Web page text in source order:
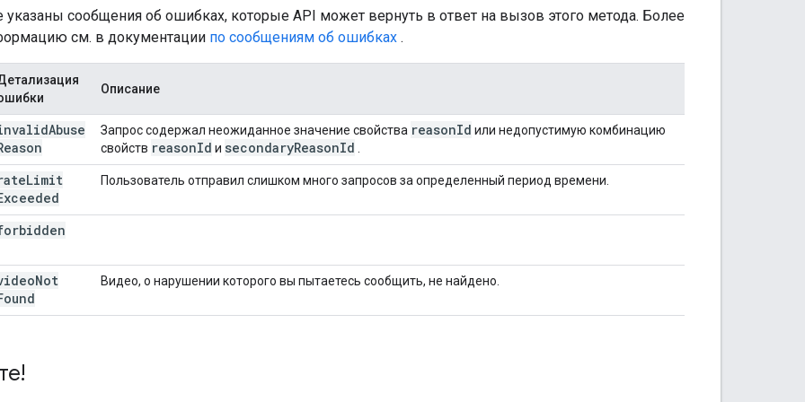
указаны сообщения об ошибках, которые API может вернуть в ответ на вызов этого метода. Более
см. в документации по сообщениям об ошибках .
Описание
Abuse
Запрос содержал неожиданное значение свойства reasonId или недопустимую комбинацию
свойств reasonId и secondaryReasonId
Limit
Пользователь отправил слишком много запросов за определенный период времени.
Not
Видео, о нарушении которого вы пытаетесь сообщить, не найдено.